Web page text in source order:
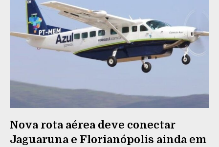
Nova rota aérea deve conectar
Jaguaruna e Florianópolis ainda em